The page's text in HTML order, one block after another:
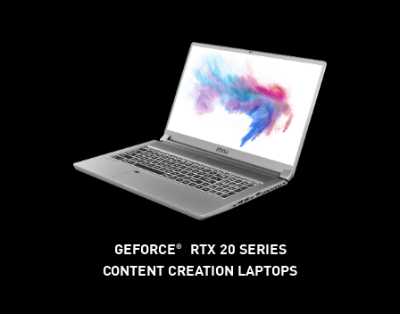
GEFORCE®
RTX 20 SERIES
CONTENT CREATION LAPTOPS